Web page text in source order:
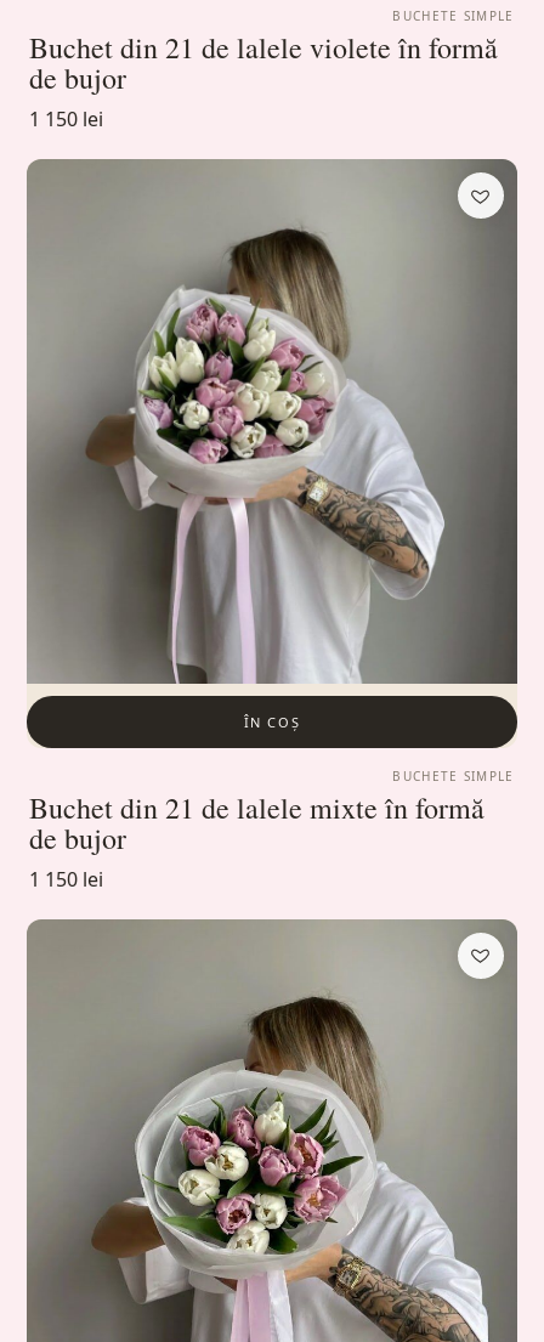
BUCHETE SIMPLE
Buchet din 21 de lalele violete în formă
de bujor
1 150 lei
ÎN COȘ
BUCHETE SIMPLE
Buchet din 21 de lalele mixte în formă
de bujor
1 150 lei